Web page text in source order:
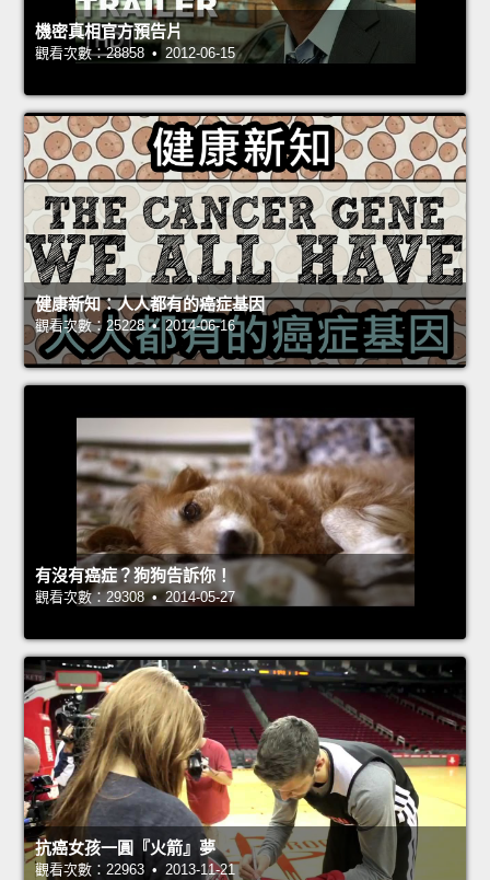
機密真相官方預告片
觀看次數：28858 • 2012-06-15
健康新知：人人都有的癌症基因
觀看次數：25228 • 2014-06-16
有沒有癌症？狗狗告訴你！
觀看次數：29308 • 2014-05-27
抗癌女孩一圓『火箭』夢
觀看次數：22963 • 2013-11-21